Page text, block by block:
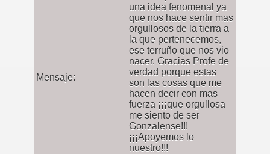
Mensaje:
una idea fenomenal ya
que nos hace sentir mas
orgullosos de la tierra a
la que pertenecemos,
ese terruño que nos vio
nacer. Gracias Profe de
verdad porque estas
son las cosas que me
hacen decir con mas
fuerza ¡¡¡que orgullosa
me siento de ser
Gonzalense!!!
¡¡¡Apoyemos lo
nuestro!!!